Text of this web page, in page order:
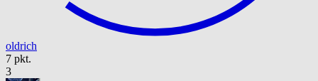
oldrich
7 pkt.
3